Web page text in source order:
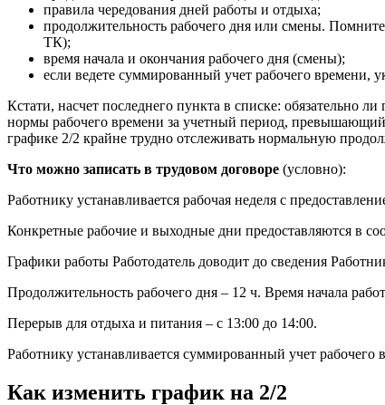
правила чередования дней работы и отдыха;
продолжительность рабочего дня или смены.
ТК);
время начала и окончания рабочего дня (смены);
если ведете суммированный учет рабочего времени,
Кстати, насчет последнего пункта в списке: обязательно
нормы рабочего времени за учетный период,
графике 2/2 крайне трудно отслеживать нормальную
Что можно записать в трудовом договоре (условно):
Работнику устанавливается рабочая неделя с
Конкретные рабочие и выходные дни предоставляются в
Графики работы Работодатель доводит до сведения
Продолжительность рабочего дня – 12 ч. Время начала
Перерыв для отдыха и питания – с 13:00 до 14:00.
Работнику устанавливается суммированный учет
Как изменить график на 2/2